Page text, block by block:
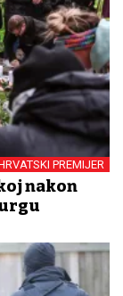
PREMIJER
nakon